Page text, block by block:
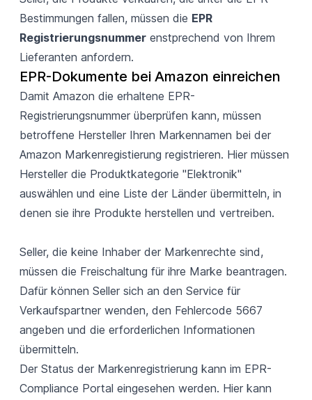
Bestimmungen fallen, müssen die EPR
Registrierungsnummerenstprechend von Ihrem
Lieferanten anfordern.
EPR-Dokumente bei Amazon einreichen
Damit Amazon die erhaltene EPR-
Registrierungsnummer überprüfen kann, müssen
betroffene Hersteller Ihren Markennamen bei der
Amazon Markenregistierung registrieren. Hier müssen
Hersteller die Produktkategorie "Elektronik"
auswählen und eine Liste der Länder übermitteln, in
denen sie ihre Produkte herstellen und vertreiben.
Seller, die keine Inhaber der Markenrechte sind,
müssen die Freischaltung für ihre Marke beantragen.
Dafür können Seller sich an den Service für
Verkaufspartnerwenden, den Fehlercode 5667
angeben und die erforderlichen Informationen
übermitteln.
Der Status der Markenregistrierung kann im EPR-
Compliance Portal eingesehen werden. Hier kann